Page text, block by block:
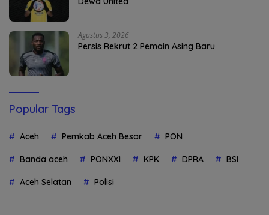
Agustus 3, 2026
Persis Rekrut 2 Pemain Asing Baru
Popular Tags
Aceh Pemkab Aceh Besar PON
Banda aceh PONXXI KPK DPRA BSI
Aceh Selatan Polisi